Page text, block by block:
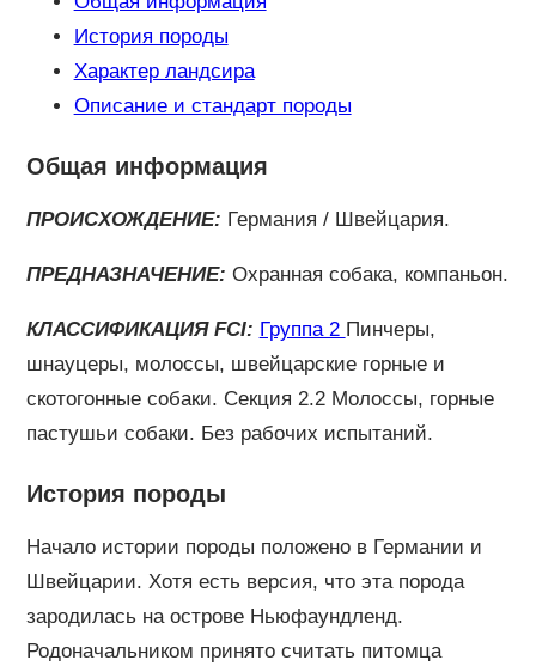
История породы
Характер ландсира
Описание и стандарт породы
Общая информация
ПРОИСХОЖДЕНИЕ: Германия / Швейцария.
ПРЕДНАЗНАЧЕНИЕ: Охранная собака, компаньон.
КЛАССИФИКАЦИЯ FCI: Группа 2 Пинчеры,
шнауцеры, молоссы, швейцарские горные и
скотогонные собаки. Секция 2.2 Молоссы, горные
пастушьи собаки. Без рабочих испытаний.
История породы
Начало истории породы положено в Германии и
Швейцарии. Хотя есть версия, что эта порода
зародилась на острове Ньюфаундленд.
Родоначальником принято считать питомца